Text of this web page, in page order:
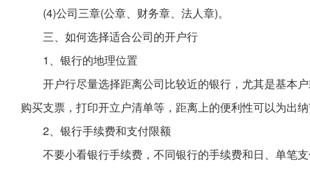
(4)公司三章(公章、财务章、法人章)。
三、如何选择适合公司的开户行
1、银行的地理位置
开户行尽量选择距离公司比较近的银行，尤其是基本
购买支票，打印开立户清单等，距离上的便利性可以为出
2、银行手续费和支付限额
不要小看银行手续费，不同银行的手续费和日、单笔